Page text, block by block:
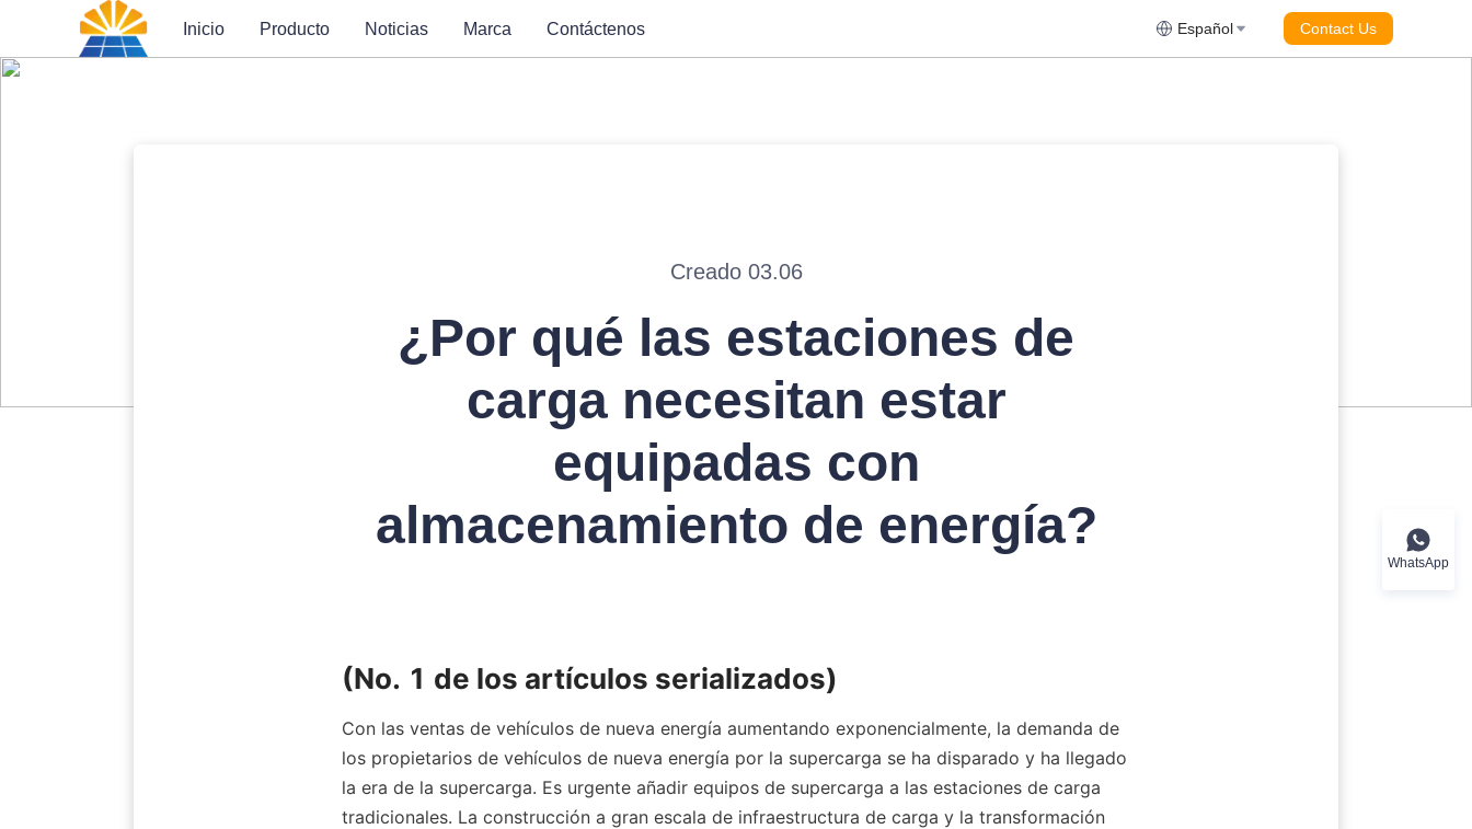
Inicio Producto Noticias Marca Contáctenos Español Contact Us
Creado 03.06
¿Por qué las estaciones de
carga necesitan estar
equipadas con
almacenamiento de energía?
(No. 1 de los artículos serializados)
Con las ventas de vehículos de nueva energía aumentando exponencialmente, la demanda de
los propietarios de vehículos de nueva energía por la supercarga se ha disparado y ha llegado
la era de la supercarga. Es urgente añadir equipos de supercarga a las estaciones de carga
tradicionales. La construcción a gran escala de infraestructura de carga y la transformación
WhatsApp